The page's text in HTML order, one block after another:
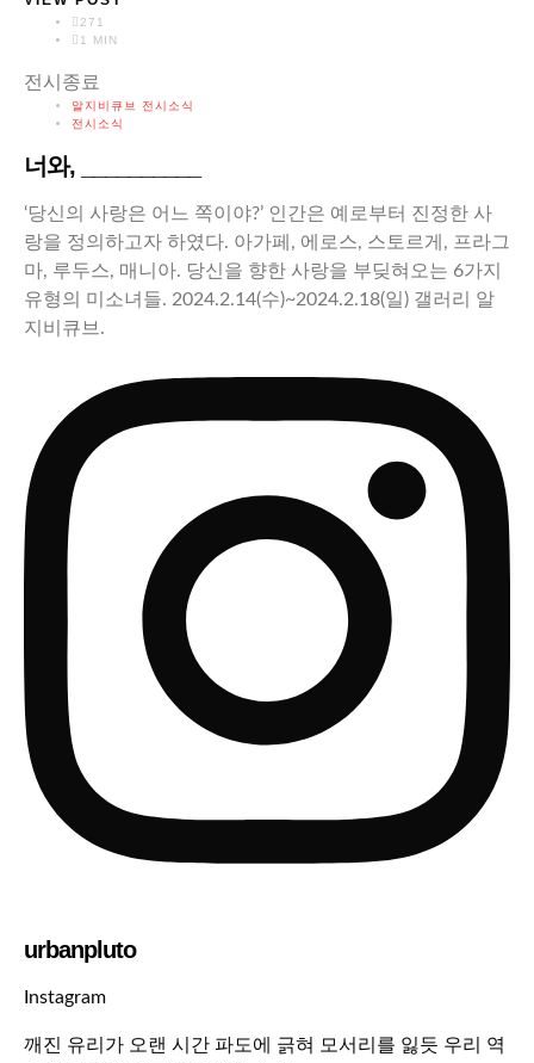
271
1 MIN
전시종료
알지비큐브 전시소식
전시소식
너와, __________
‘당신의 사랑은 어느 쪽이야?’ 인간은 예로부터 진정한 사
랑을 정의하고자 하였다. 아가페, 에로스, 스토르게, 프라그
마, 루두스, 매니아. 당신을 향한 사랑을 부딪혀오는 6가지
유형의 미소녀들. 2024.2.14(수)~2024.2.18(일) 갤러리 알
지비큐브.
urbanpluto
Instagram
깨진 유리가 오랜 시간 파도에 긁혀 모서리를 잃듯 우리 역